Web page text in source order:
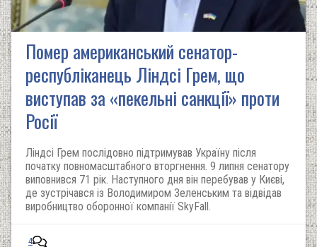
Помер американський сенатор-
республіканець Ліндсі Грем, що
виступав за «пекельні санкції» проти
Росії
Ліндсі Грем послідовно підтримував Україну після
початку повномасштабного вторгнення. 9 липня сенатору
виповнився 71 рік. Наступного дня він перебував у Києві,
де зустрічався із Володимиром Зеленським та відвідав
виробництво оборонної компанії SkyFall.
4